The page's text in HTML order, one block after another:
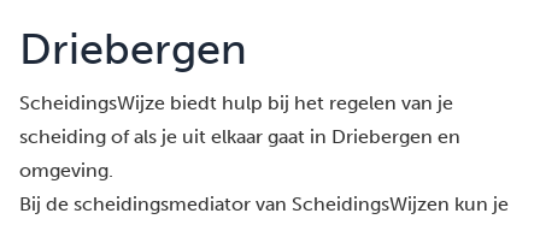
Driebergen
ScheidingsWijze biedt hulp bij het regelen van je
scheiding of als je uit elkaar gaat in Driebergen en
omgeving.
Bij de scheidingsmediator van ScheidingsWijzen kun je